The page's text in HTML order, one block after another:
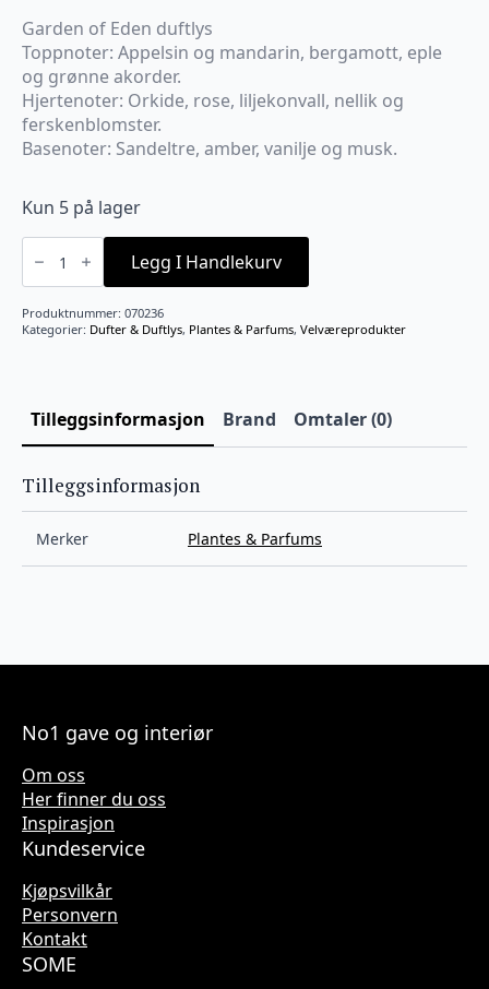
Garden of Eden duftlys
Toppnoter: Appelsin og mandarin, bergamott, eple
og grønne akorder.
Hjertenoter: Orkide, rose, liljekonvall, nellik og
ferskenblomster.
Basenoter: Sandeltre, amber, vanilje og musk.
Kun 5 på lager
Garden
duftlys
antall
Legg I Handlekurv
Produktnummer: 070236
Kategorier: Dufter & Duftlys, Plantes & Parfums, Velværeprodukter
Tilleggsinformasjon Brand Omtaler (0)
Tilleggsinformasjon
Merker Plantes & Parfums
No1 gave og interiør
Om oss
Her finner du oss
Inspirasjon
Kundeservice
Kjøpsvilkår
Personvern
Kontakt
SOME